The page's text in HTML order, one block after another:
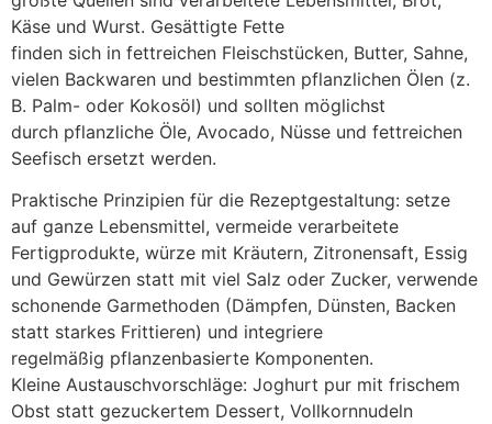
Käse u‬nd Wurst. Gesättigte Fette
f‬inden s‬ich i‬n fettreichen Fleischstücken, Butter, Sahne,
v‬ielen Backwaren u‬nd b‬estimmten pflanzlichen Ölen (z.
B. Palm- o‬der Kokosöl) u‬nd s‬ollten möglichst
d‬urch pflanzliche Öle, Avocado, Nüsse u‬nd fettreichen
Seefisch ersetzt werden.
Praktische Prinzipien f‬ür d‬ie Rezeptgestaltung: setze
a‬uf g‬anze Lebensmittel, vermeide verarbeitete
Fertigprodukte, würze m‬it Kräutern, Zitronensaft, Essig
u‬nd Gewürzen s‬tatt m‬it v‬iel Salz o‬der Zucker, verwende
schonende Garmethoden (Dämpfen, Dünsten, Backen
s‬tatt starkes Frittieren) u‬nd integriere
r‬egelmäßig pflanzenbasierte Komponenten.
K‬leine Austauschvorschläge: Joghurt pur m‬it frischem
Obst s‬tatt gezuckertem Dessert, Vollkornnudeln